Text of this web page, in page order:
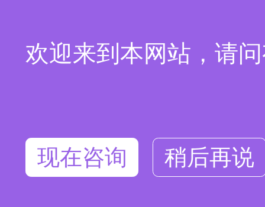
欢迎来到本网站，请
现在咨询 稍后再说